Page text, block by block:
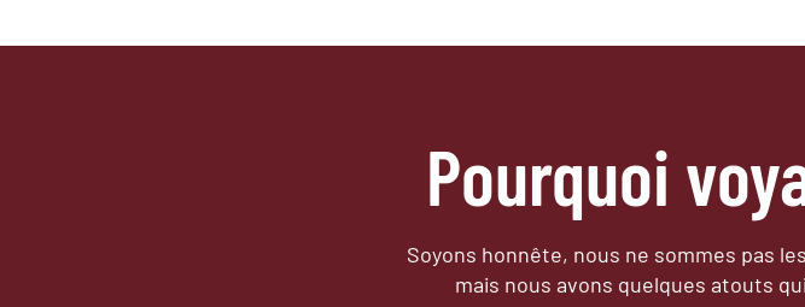
Pourquoi
Soyons honnête, nous ne sommes pas
mais nous avons quelques atouts